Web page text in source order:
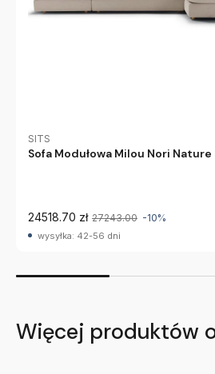
SITS
Sofa Modułowa Milou Nori Nature
24518.70 zł 27243.00 -10%
wysyłka: 42-56 dni
Więcej produktów